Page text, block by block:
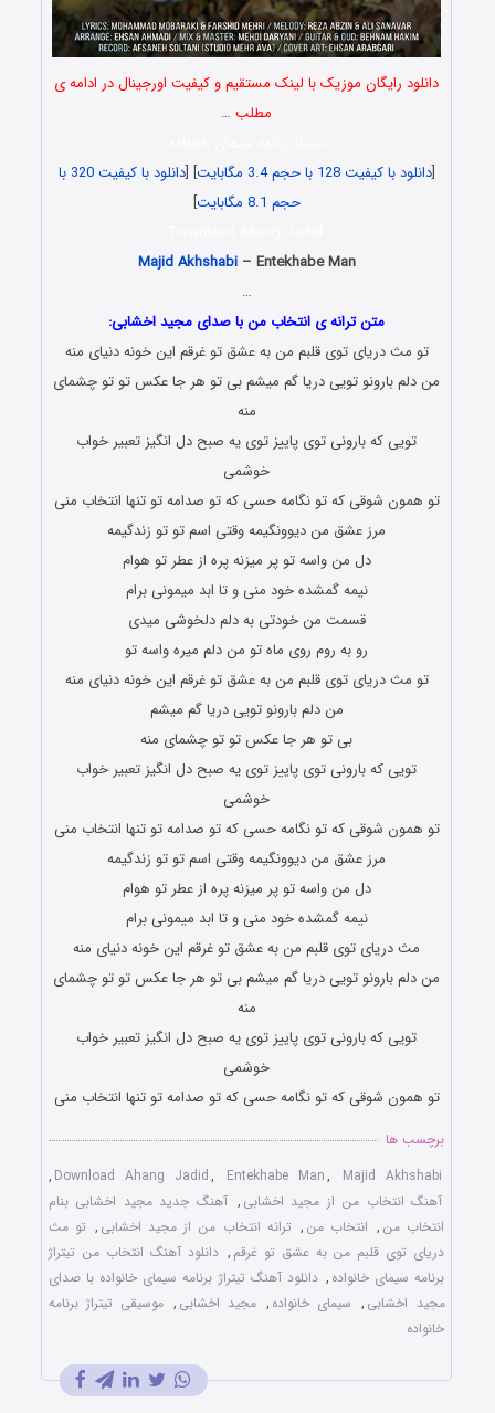
دانلود رایگان موزیک با لینک مستقیم و کیفیت اورجینال در ادامه ی
مطلب …
[دانلود با کیفیت 128 با حجم 3.4 مگابایت ] [
دانلود با کیفیت 320 با
حجم 8.1 مگابایت
]
Majid Akhshabi– Entekhabe Man
…
متن ترانه ی انتخاب من با صدای مجید اخشابی:
تو مث دریای توی قلبم من به عشق تو غرقم این خونه دنیای منه
من دلم بارونو تویی دریا گم میشم بی تو هر جا عکس تو تو چشمای
منه
تویی که بارونی توی پاییز توی یه صبح دل انگیز تعبیر خواب
خوشمی
تو همون شوقی که تو نگامه حسی که تو صدامه تو تنها انتخاب منی
مرز عشق من دیوونگیمه وقتی اسم تو تو زندگیمه
دل من واسه تو پر میزنه پره از عطر تو هوام
نیمه گمشده خود منی و تا ابد میمونی برام
قسمت من خودتی به دلم دلخوشی میدی
رو به روم روی ماه تو من دلم میره واسه تو
تو مث دریای توی قلبم من به عشق تو غرقم این خونه دنیای منه
من دلم بارونو تویی دریا گم میشم
بی تو هر جا عکس تو تو چشمای منه
تویی که بارونی توی پاییز توی یه صبح دل انگیز تعبیر خواب
خوشمی
تو همون شوقی که تو نگامه حسی که تو صدامه تو تنها انتخاب منی
مرز عشق من دیوونگیمه وقتی اسم تو تو زندگیمه
دل من واسه تو پر میزنه پره از عطر تو هوام
نیمه گمشده خود منی و تا ابد میمونی برام
مث دریای توی قلبم من به عشق تو غرقم این خونه دنیای منه
من دلم بارونو تویی دریا گم میشم بی تو هر جا عکس تو تو چشمای
منه
تویی که بارونی توی پاییز توی یه صبح دل انگیز تعبیر خواب
خوشمی
تو همون شوقی که تو نگامه حسی که تو صدامه تو تنها انتخاب منی
برچسب ها
Download Ahang Jadid, Entekhabe Man, Majid Akhshabi
,
آهنگ انتخاب من از مجید اخشابی , آهنگ جدید مجید اخشابی بنام
انتخاب من , انتخاب من , ترانه انتخاب من از مجید اخشابی , تو مث
دریای توی قلبم من به عشق تو غرقم , دانلود آهنگ انتخاب من تیتراژ
برنامه سیمای خانواده , دانلود آهنگ تیتراژ برنامه سیمای خانواده با صدای
مجید اخشابی , سیمای خانواده , مجید اخشابی , موسیقی تیتراژ برنامه
خانواده